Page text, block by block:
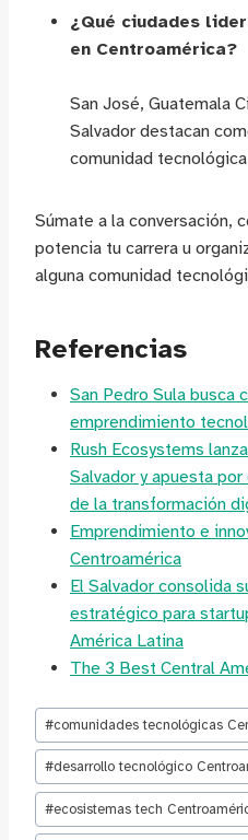
¿Qué ciudades
en Centroamérica?
San José, Guatemala
Salvador destacan
comunidad
Súmate a la conversación,
potencia tu carrera u
alguna comunidad
Referencias
San Pedro Sula busca
emprendimiento
Rush Ecosystems
Salvador y apuesta
de la transformación
Emprendimiento e
Centroamérica
El Salvador consolida
estratégico para
América Latina
The 3 Best Central
Etiquetas
de
la
entrada:
#comunidades tecnológicas
#desarrollo tecnológico
#ecosistemas tech